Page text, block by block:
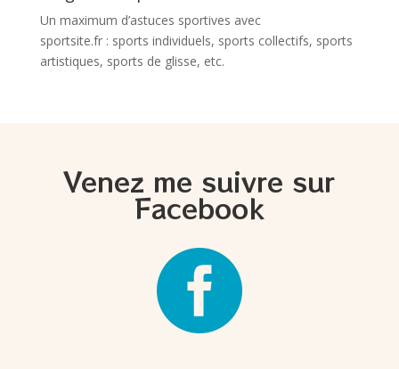
Un maximum d’astuces sportives avec
sportsite.fr: sports individuels, sports collectifs, sports
artistiques, sports de glisse, etc.
Venez me suivre sur
Facebook
